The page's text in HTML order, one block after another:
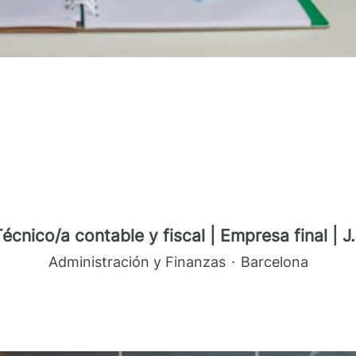
a contable y fiscal | Empresa final |
Administración y Finanzas · Barcelona